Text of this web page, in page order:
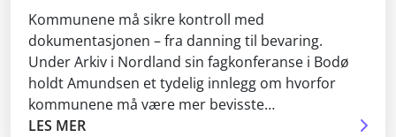
Kommunene må sikre kontroll med
dokumentasjonen – fra danning til bevaring.
Under Arkiv i Nordland sin fagkonferanse i Bodø
holdt Amundsen et tydelig innlegg om hvorfor
kommunene må være mer bevisste…
LES MER